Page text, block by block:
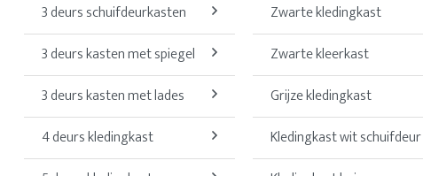
3 deurs schuifdeurkasten
3 deurs kasten met spiegel
3 deurs kasten met lades
4 deurs kledingkast
Zwarte kledingkast
Zwarte kleerkast
Grijze kledingkast
Kledingkast wit schuifdeur